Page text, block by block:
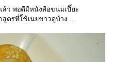
ว พอดีมีหนังสือขนมเปี๊ยะ
ตรที่ใ้ช้เนยขาวดูบ้าง...